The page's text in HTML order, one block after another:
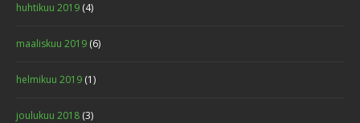
huhtikuu 2019 (4)
maaliskuu 2019 (6)
helmikuu 2019 (1)
joulukuu 2018 (3)